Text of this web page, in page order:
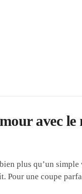
avec
plus qu’un
Pour une coupe